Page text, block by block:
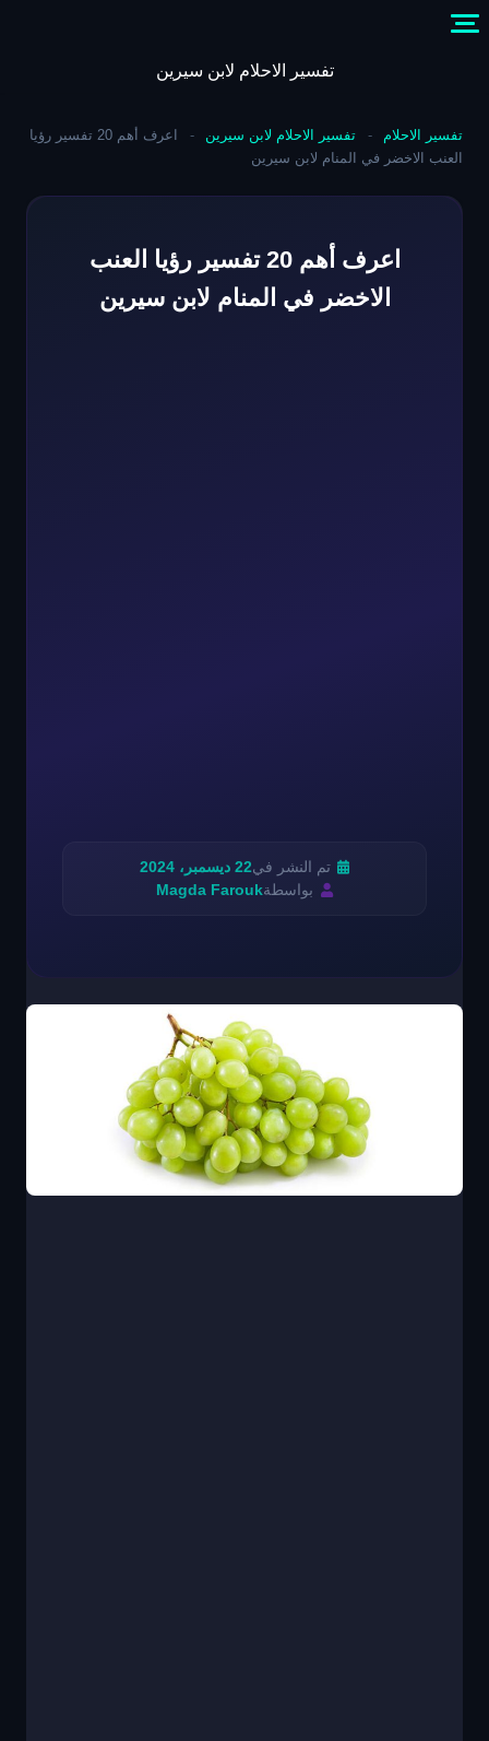
content
تفسير الاحلام لابن سيرين
تفسير الاحلام - تفسير الاحلام لابن سيرين -
اعرف أهم 20 تفسير رؤيا
العنب الاخضر في المنام لابن سيرين
اعرف أهم 20 تفسير رؤيا العنب
الاخضر في المنام لابن سيرين
تم النشر في22 ديسمبر، 2024
بواسطةMagda Farouk